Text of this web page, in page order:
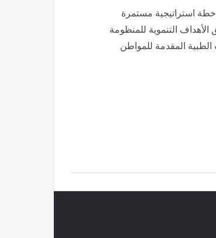
استراتيجية مستمرة
التنموية للمنظومة
المقدمة للمواطن